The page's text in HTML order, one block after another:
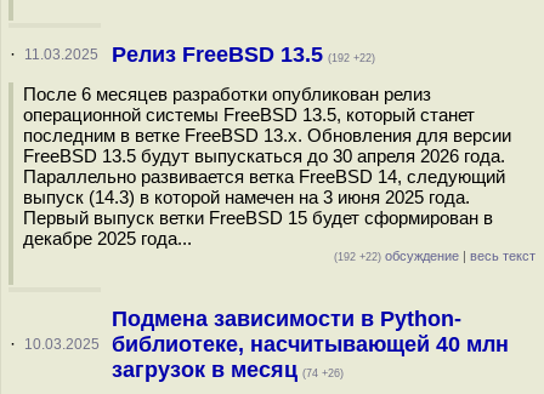
· 11.03.2025 Релиз FreeBSD 13.5 (192 +22)
После 6 месяцев разработки опубликован релиз
операционной системы FreeBSD 13.5, который станет
последним в ветке FreeBSD 13.x. Обновления для версии
FreeBSD 13.5 будут выпускаться до 30 апреля 2026 года.
Параллельно развивается ветка FreeBSD 14, следующий
выпуск (14.3) в которой намечен на 3 июня 2025 года.
Первый выпуск ветки FreeBSD 15 будет сформирован в
декабре 2025 года...
(192 +22) обсуждение | весь текст
· 10.03.2025
Подмена зависимости в Python-
библиотеке, насчитывающей 40 млн
загрузок в месяц (74 +26)